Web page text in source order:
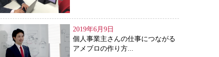
2019年6月9日
個人事業主さんの仕事につながる
アメブロの作り方...